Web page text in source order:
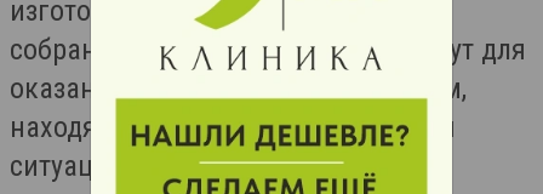
изготовленных детьми. Средства,
собранные в рамках ярмарки пойдут для
оказания адресной помощи семьям,
находящимся в трудной жизненной
ситуации.